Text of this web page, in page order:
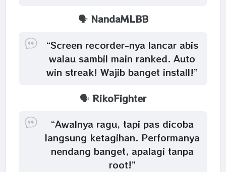
🗣️ NandaMLBB
“Screen recorder-nya lancar abis
walau sambil main ranked. Auto
win streak! Wajib banget install!”
🗣️ RikoFighter
“Awalnya ragu, tapi pas dicoba
langsung ketagihan. Performanya
nendang banget, apalagi tanpa
root!”